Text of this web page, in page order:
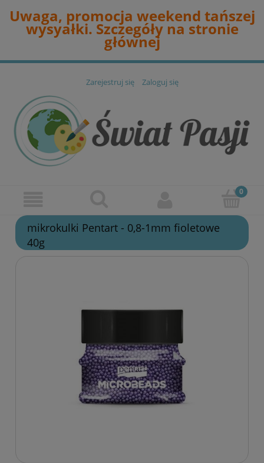
Uwaga, promocja weekend tańszej
wysyałki. Szczegóły na stronie
głównej
Zarejestruj się Zaloguj się
mikrokulki Pentart - 0,8-1mm fioletowe
40g